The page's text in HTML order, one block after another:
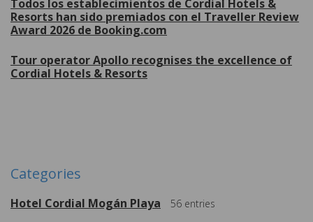
Todos los establecimientos de Cordial Hotels &
Resorts han sido premiados con el Traveller Review
Award 2026 de Booking.com
Tour operator Apollo recognises the excellence of
Cordial Hotels & Resorts
Categories
Hotel Cordial Mogán Playa 56 entries